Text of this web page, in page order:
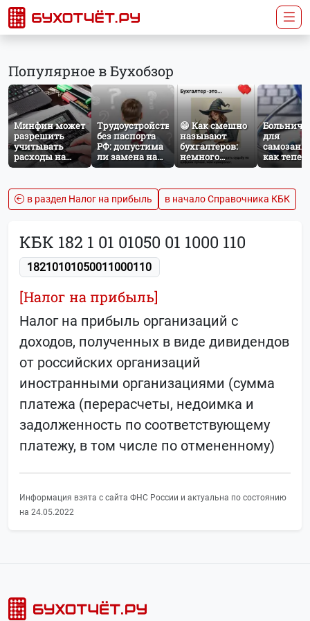
Популярное в Бухобзор
Минфин может
разрешить
учитывать
расходы на
защиту от
расчёте налога
на прибыль
Трудоустройство
без паспорта
РФ: допустима
ли замена на
загранпаспорт?
😁 Как смешно
называют
бухгалтеров:
немного
профессионального
для
как
работает
НПД
в раздел Налог на прибыль в начало Справочника КБК
КБК 182 1 01 01050 01 1000 110
18210101050011000110
[Налог на прибыль]
Налог на прибыль организаций с
доходов, полученных в виде дивидендов
от российских организаций
иностранными организациями (сумма
платежа (перерасчеты, недоимка и
задолженность по соответствующему
платежу, в том числе по отмененному)
Информация взята с сайта ФНС России и актуальна по состоянию
на 24.05.2022